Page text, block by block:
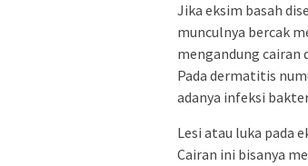
Jika eksim basah
munculnya bercak
mengandung cairan
Pada dermatitis
adanya infeksi
Lesi atau luka pada
Cairan ini bisanya